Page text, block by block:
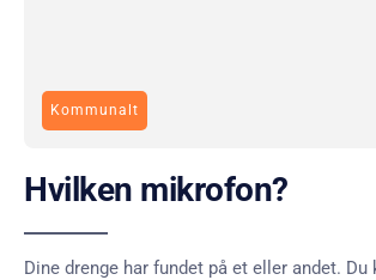
Kommunalt
Hvilken mikrofon?
Dine drenge har fundet på et eller andet.